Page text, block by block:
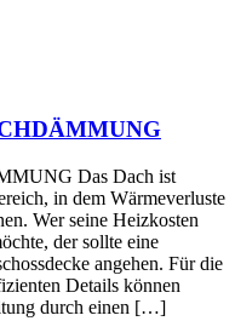
Das Dach ist
in dem Wärmeverluste
Wer seine Heizkosten
der sollte eine
angehen. Für die
Details können
durch einen […]